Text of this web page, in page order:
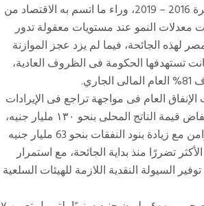
يقف برنامج الإصلاح الاقتصادي، الذى نفذته الحكومة خلال الفترة 2016 – 2019، وراء ما اتسم به الاقتصاد من
النمو عند مستويات معقولة تدور
تعرض مصر لهذه الجائحة، فيما لم يزد عجز الموازنة
العام المالى الحالى على 7.9% مقارنة بـ7.2% كانت تستهدفها الحكومة فى الظروف العادية،
العام فى مواجهة تراجع فى الإيرادات
جراء تداعيات أزمة كورونا، بحيث أدت الأحداث الأخيرة إلى انخفاض قيمة الناتج المحلى بنحو ١٣٠ مليار جنيه،
وتراجعت الإيرادات العامة انخفضت بنحو ١٢٤ مليار جنيه، بالتزامن مع زيادة بنود النفقات بنحو 63 مليار جنيه
تضررًا منذ بداية الجائحة، مع استمرار
السيولة النقدية اللازمة للهيئات السلعية